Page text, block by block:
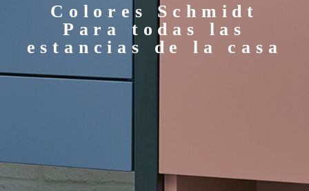
Colores Schmidt
Para todas las
estancias de la casa